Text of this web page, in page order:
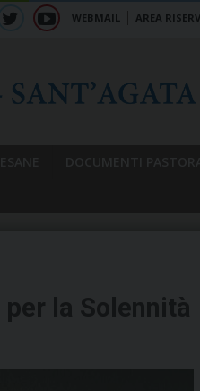
WEBMAIL AREA
la Solennità